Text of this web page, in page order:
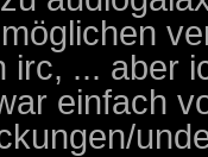
irc, ... aber
einfach